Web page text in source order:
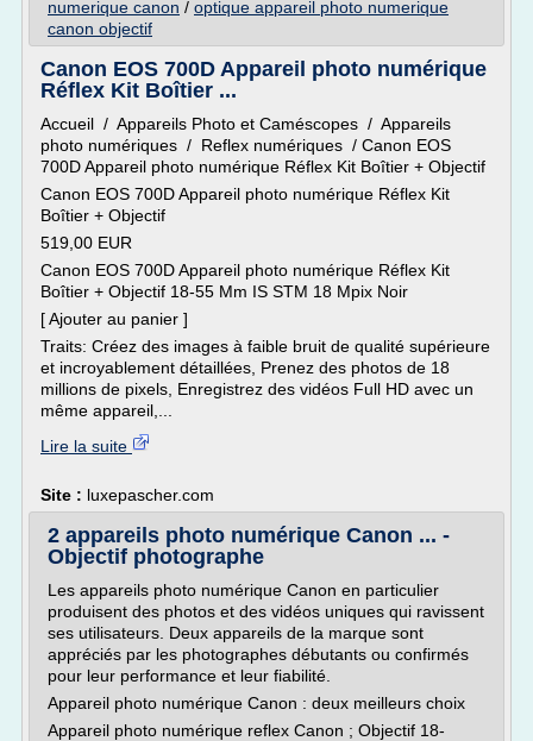
numerique canon / optique appareil photo numerique
canon objectif
Canon EOS 700D Appareil photo numérique
Réflex Kit Boîtier ...
Accueil / Appareils Photo et Caméscopes / Appareils
photo numériques / Reflex numériques / Canon EOS
700D Appareil photo numérique Réflex Kit Boîtier + Objectif
Canon EOS 700D Appareil photo numérique Réflex Kit
Boîtier + Objectif
519,00 EUR
Canon EOS 700D Appareil photo numérique Réflex Kit
Boîtier + Objectif 18-55 Mm IS STM 18 Mpix Noir
[ Ajouter au panier ]
Traits: Créez des images à faible bruit de qualité supérieure
et incroyablement détaillées, Prenez des photos de 18
millions de pixels, Enregistrez des vidéos Full HD avec un
même appareil,...
Lire la suite
Site : luxepascher.com
2 appareils photo numérique Canon ... -
Objectif photographe
Les appareils photo numérique Canon en particulier
produisent des photos et des vidéos uniques qui ravissent
ses utilisateurs. Deux appareils de la marque sont
appréciés par les photographes débutants ou confirmés
pour leur performance et leur fiabilité.
Appareil photo numérique Canon : deux meilleurs choix
Appareil photo numérique reflex Canon ; Objectif 18-